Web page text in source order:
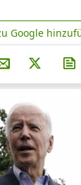
news.de
Google
auf Facebook
Teilen auf
auf Pinterest
Per E-Mail
Post